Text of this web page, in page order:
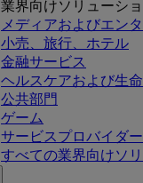
業界向けソリューシ
メディアおよびエン
小売、旅行、ホテル
金融サービス
ヘルスケアおよび生
公共部門
ゲーム
サービスプロバイダー
すべての業界向けソ